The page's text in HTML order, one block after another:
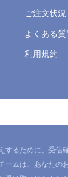
ご注文状況
よくある質
利用規約
するために、受信
ームは、あなたの